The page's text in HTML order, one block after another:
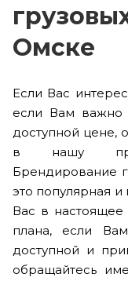
Омске
Если Вас
если Вам важно
доступной цене,
в нашу
Брендирование
это популярная
Вас в настоящее
плана, если
доступной и
обращайтесь